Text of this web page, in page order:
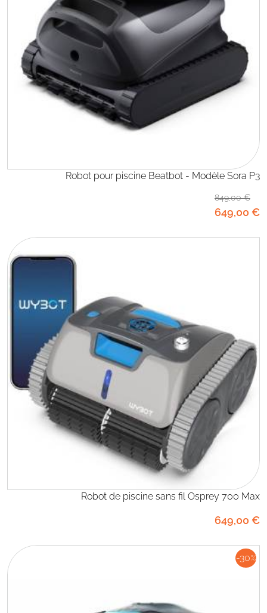
Robot pour piscine Beatbot - Modèle Sora P3
849,00€
649,00 €
Robot de piscine sans fil Osprey 700 Max
649,00 €
-30%